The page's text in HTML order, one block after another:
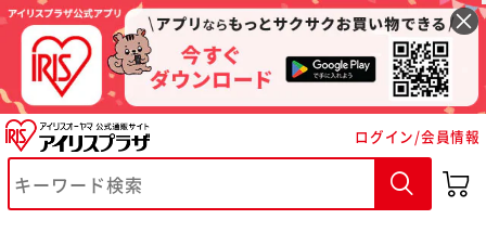
ログイン/会員情報
※ご確認ください
カートに入れる